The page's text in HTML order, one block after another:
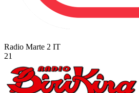
Radio Marte 2 IT
21